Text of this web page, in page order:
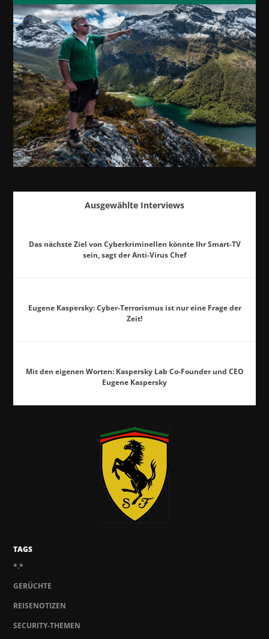
Ausgewählte Interviews
Das nächste Ziel von Cyberkriminellen könnte Ihr Smart-TV
sein, sagt der Anti-Virus Chef
Eugene Kaspersky: Cyber-Terrorismus ist nur eine Frage der
Zeit!
Mit den eigenen Worten: Kaspersky Lab Co-Founder und CEO
Eugene Kaspersky
TAGS
*.*
GERÜCHTE
REISENOTIZEN
SECURITY-THEMEN